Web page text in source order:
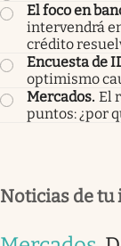
El foco en
intervendrá
crédito
Encuesta de
optimismo
Mercados. El
puntos: ¿por
Noticias de tu